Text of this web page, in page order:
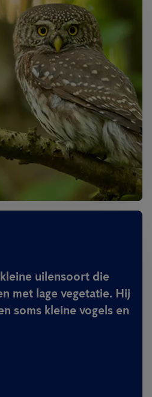
uilensoort die
met lage vegetatie. Hij
soms kleine vogels en